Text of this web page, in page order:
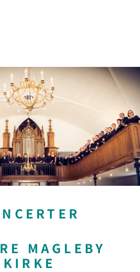
MAGLEBY
KIRKE